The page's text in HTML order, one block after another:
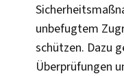
unbefugtem
schützen. Dazu
Überprüfungen